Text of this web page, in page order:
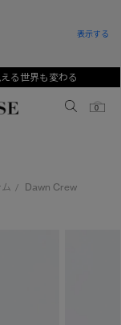
る世界も変わる
Canada Goose
0
は、アウター
長く愛される製
/
Dawn Crew
表示する